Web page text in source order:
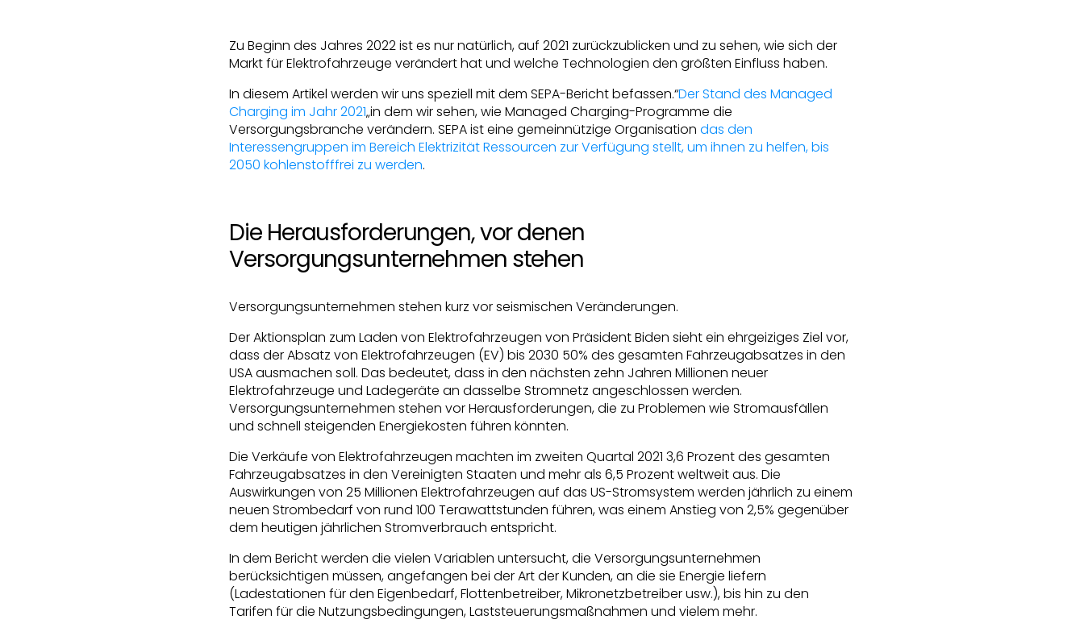
Zu Beginn des Jahres 2022 ist es nur natürlich, auf 2021 zurückzublicken und zu sehen, wie sich der
Markt für Elektrofahrzeuge verändert hat und welche Technologien den größten Einfluss haben.
In diesem Artikel werden wir uns speziell mit dem SEPA-Bericht befassen.“Der Stand des Managed
Charging im Jahr 2021„in dem wir sehen, wie Managed Charging-Programme die
Versorgungsbranche verändern. SEPA ist eine gemeinnützige Organisationdas den
Interessengruppen im Bereich Elektrizität Ressourcen zur Verfügung stellt, um ihnen zu helfen, bis
2050 kohlenstofffrei zu werden.
Die Herausforderungen, vor denen
Versorgungsunternehmen stehen
Versorgungsunternehmen stehen kurz vor seismischen Veränderungen.
Der Aktionsplan zum Laden von Elektrofahrzeugen von Präsident Biden sieht ein ehrgeiziges Ziel vor,
dass der Absatz von Elektrofahrzeugen (EV) bis 2030 50% des gesamten Fahrzeugabsatzes in den
USA ausmachen soll. Das bedeutet, dass in den nächsten zehn Jahren Millionen neuer
Elektrofahrzeuge und Ladegeräte an dasselbe Stromnetz angeschlossen werden.
Versorgungsunternehmen stehen vor Herausforderungen, die zu Problemen wie Stromausfällen
und schnell steigenden Energiekosten führen könnten.
Die Verkäufe von Elektrofahrzeugen machten im zweiten Quartal 2021 3,6 Prozent des gesamten
Fahrzeugabsatzes in den Vereinigten Staaten und mehr als 6,5 Prozent weltweit aus. Die
Auswirkungen von 25 Millionen Elektrofahrzeugen auf das US-Stromsystem werden jährlich zu einem
neuen Strombedarf von rund 100 Terawattstunden führen, was einem Anstieg von 2,5% gegenüber
dem heutigen jährlichen Stromverbrauch entspricht.
In dem Bericht werden die vielen Variablen untersucht, die Versorgungsunternehmen
berücksichtigen müssen, angefangen bei der Art der Kunden, an die sie Energie liefern
(Ladestationen für den Eigenbedarf, Flottenbetreiber, Mikronetzbetreiber usw.), bis hin zu den
Tarifen für die Nutzungsbedingungen, Laststeuerungsmaßnahmen und vielem mehr.